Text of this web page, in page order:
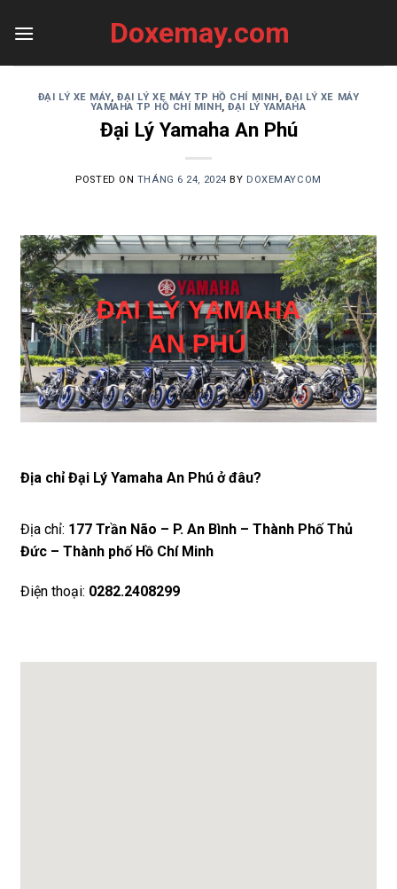
Doxemay.com
ĐẠI LÝ XE MÁY,ĐẠI LÝ XE MÁY TP HỒ CHÍ MINH, ĐẠI LÝ XE MÁY
YAMAHA TP HỒ CHÍ MINH,ĐẠI LÝ YAMAHA
Đại Lý Yamaha An Phú
POSTED ON THÁNG 6 24, 2024 BY DOXEMAYCOM
Địa chỉ Đại Lý Yamaha An Phú ở đâu?
Địa chỉ: 177 Trần Não – P. An Bình – Thành Phố Thủ
Đức – Thành phố Hồ Chí Minh
Điện thoại: 0282.2408299